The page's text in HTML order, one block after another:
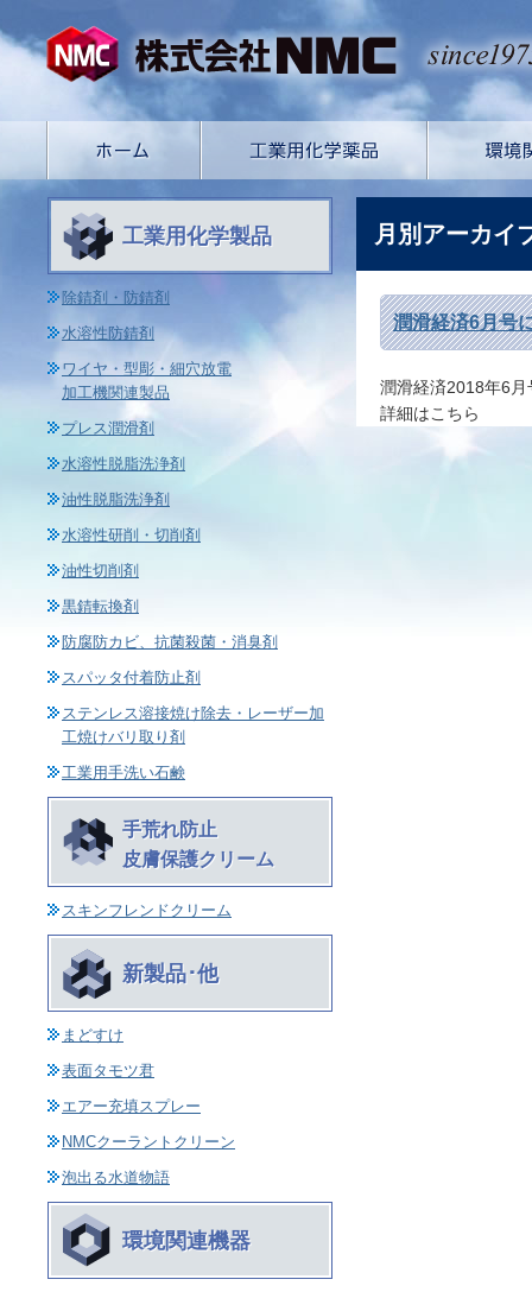
月別アーカイ
潤滑経済6月号
潤滑経済2018年6
詳細はこちら
工業用化学製品
除錆剤・防錆剤
水溶性防錆剤
ワイヤ・型彫・細穴放電
加工機関連製品
プレス潤滑剤
水溶性脱脂洗浄剤
油性脱脂洗浄剤
水溶性研削・切削剤
油性切削剤
黒錆転換剤
防腐防カビ、抗菌殺菌・消臭剤
スパッタ付着防止剤
ステンレス溶接焼け除去・レーザー加
工焼けバリ取り剤
工業用手洗い石鹸
手荒れ防止
皮膚保護クリーム
スキンフレンドクリーム
新製品･他
まどすけ
表面タモツ君
エアー充填スプレー
NMCクーラントクリーン
泡出る水道物語
環境関連機器